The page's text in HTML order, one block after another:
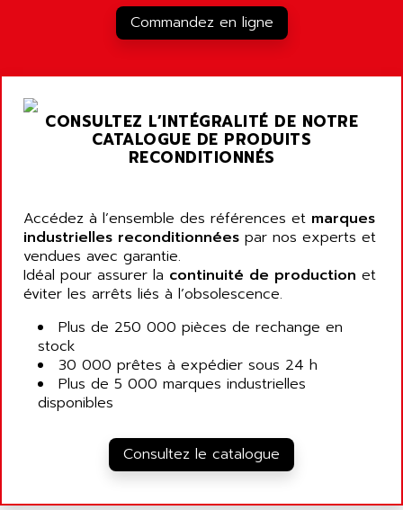
Commandez en ligne
CONSULTEZ L’INTÉGRALITÉ DE NOTRE
CATALOGUE DE PRODUITS
RECONDITIONNÉS
Accédez à l’ensemble des références et marques
industrielles reconditionnées par nos experts et
vendues avec garantie.
Idéal pour assurer la continuité de production et
éviter les arrêts liés à l’obsolescence.
Plus de 250 000 pièces de rechange en
stock
30 000 prêtes à expédier sous 24 h
Plus de 5 000 marques industrielles
disponibles
Consultez le catalogue